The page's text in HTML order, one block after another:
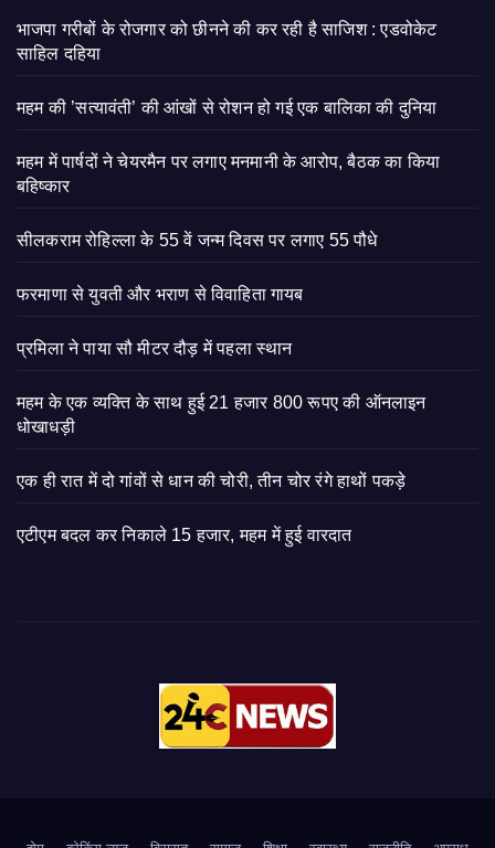
भाजपा गरीबों के रोजगार को छीनने की कर रही है साजिश : एडवोकेट
साहिल दहिया
महम की ’सत्यावंती’ की आंखों से रोशन हो गई एक बालिका की दुनिया
महम में पार्षदों ने चेयरमैन पर लगाए मनमानी के आरोप, बैठक का किया
बहिष्कार
सीलकराम रोहिल्ला के 55 वें जन्म दिवस पर लगाए 55 पौधे
फरमाणा से युवती और भराण से विवाहिता गायब
प्रमिला ने पाया सौ मीटर दौड़ में पहला स्थान
महम के एक व्यक्ति के साथ हुई 21 हजार 800 रूपए की ऑनलाइन
धोखाधड़ी
एक ही रात में दो गांवों से धान की चोरी, तीन चोर रंगे हाथों पकड़े
एटीएम बदल कर निकाले 15 हजार, महम में हुई वारदात